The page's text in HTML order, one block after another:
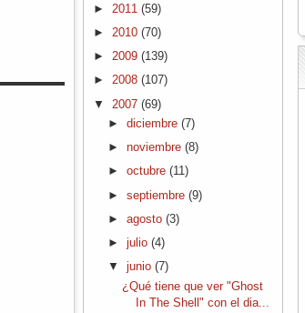
► 2011 (59)
► 2010 (70)
► 2009 (139)
► 2008 (107)
▼ 2007 (69)
► diciembre (7)
► noviembre (8)
► octubre (11)
► septiembre (9)
► agosto (3)
► julio (4)
▼ junio (7)
¿Qué tiene que ver "Ghost
In The Shell" con el dia...